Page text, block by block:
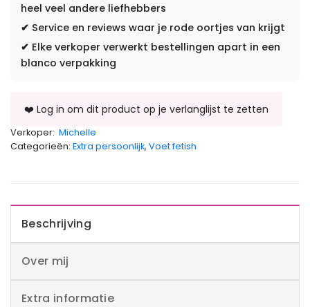
heel veel andere liefhebbers
✔ Service en reviews waar je rode oortjes van krijgt
✔ Elke verkoper verwerkt bestellingen apart in een
blanco verpakking
Verkoper: Michelle
Categorieën: Extra persoonlijk, Voet fetish
Beschrijving
Over mij
Extra informatie